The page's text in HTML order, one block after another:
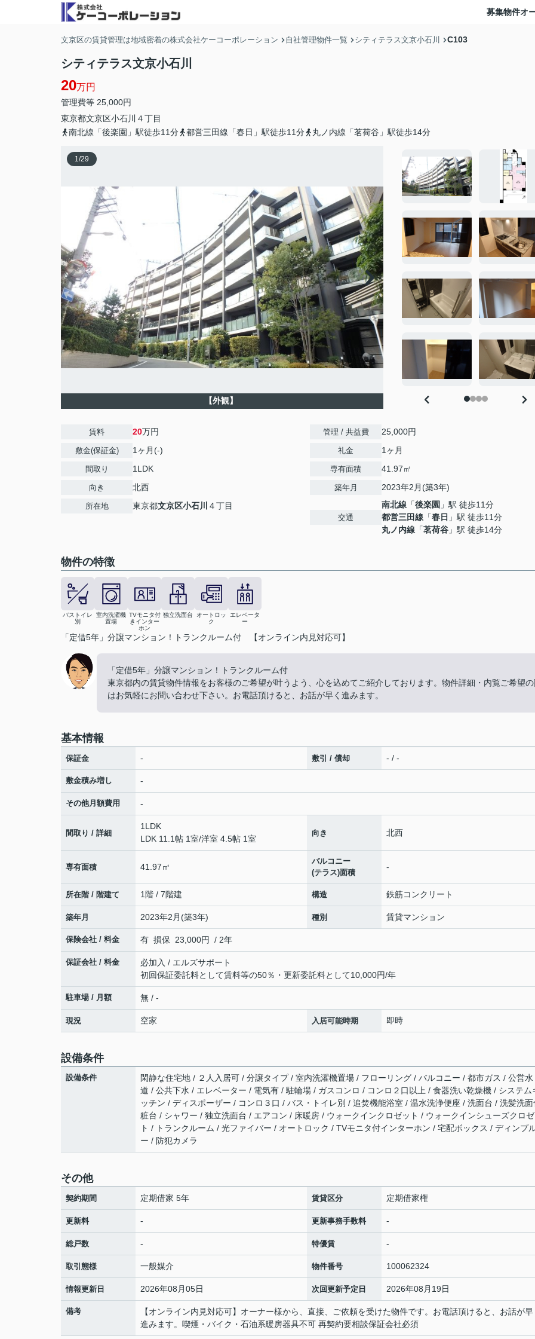
募集物件オ
文京区の賃貸管理は地域密着の株式会社ケーコーポレーション 自社管理物件一覧 シティテラス文京小石川 C103
シティテラス文京小石川
20万円
管理費等 25,000円
東京都文京区小石川 ４丁目
南北線「後楽園」駅徒歩11分
都営三田線「春日」駅徒歩11分 丸ノ内線「茗荷谷」駅徒歩14分
1/29
【外観】
賃料 20万円
敷金(保証金) 1ヶ月(-)
間取り 1LDK
向き 北西
所在地 東京都文京区小石川 ４丁目
管理 / 共益費 25,000円
礼金 1ヶ月
専有面積 41.97㎡
築年月 2023年2月(築3年)
交通
南北線 「後楽園 」駅 徒歩11分
都営三田線 「春日 」駅 徒歩11分
丸ノ内線 「茗荷谷 」駅 徒歩14分
物件の特徴
バストイレ
別
室内洗濯機
置場
TVモニタ付
きインター
ホン
独立洗面台
オートロッ
ク
エレベータ
ー
「定借5年」分譲マンション！トランクルーム付 【オンライン内見対応可】
「定借5年」分譲マンション！トランクルーム付
東京都内の賃貸物件情報をお客様のご希望が叶うよう、心を込めてご紹介しております。物件詳細・内覧ご希望
はお気軽にお問い合わせ下さい。お電話頂けると、お話が早く進みます。
基本情報
保証金 - 敷引 / 償却 - / -
敷金積み増し -
その他月額費用 -
間取り / 詳細
1LDK
LDK 11.1帖 1室/洋室 4.5帖 1室
向き 北西
専有面積 41.97㎡
バルコニー
(テラス)面積
-
所在階 / 階建て 1階 / 7階建 構造 鉄筋コンクリート
築年月 2023年2月(築3年) 種別 賃貸マンション
保険会社 / 料金 有 損保 23,000円 / 2年
保証会社 / 料金
必加入 / エルズサポート
初回保証委託料として賃料等の50％・更新委託料として10,000円/年
駐車場 / 月額 無 / -
現況 空家 入居可能時期 即時
設備条件
設備条件
閑静な住宅地 / ２人入居可 / 分譲タイプ / 室内洗濯機置場 / フローリング / バルコニー / 都市ガス / 公営水
道 / 公共下水 / エレベーター / 電気有 / 駐輪場 / ガスコンロ / コンロ２口以上 / 食器洗い乾燥機 / システム
ッチン / ディスポーザー / コンロ３口 / バス・トイレ別 / 追焚機能浴室 / 温水洗浄便座 / 洗面台 / 洗髪洗面
粧台 / シャワー / 独立洗面台 / エアコン / 床暖房 / ウォークインクロゼット / ウォークインシューズクロ
ト / トランクルーム / 光ファイバー / オートロック / TVモニタ付インターホン / 宅配ボックス / ディンプ
ー / 防犯カメラ
その他
契約期間 定期借家 5年 賃貸区分 定期借家権
更新料 - 更新事務手数料 -
総戸数 - 特優賃 -
取引態様 一般媒介 物件番号 100062324
情報更新日 2026年08月05日 次回更新予定日 2026年08月19日
備考
【オンライン内見対応可】オーナー様から、直接、ご依頼を受けた物件です。お電話頂けると、お話が早
進みます。喫煙・バイク・石油系暖房器具不可 再契約要相談保証会社必須